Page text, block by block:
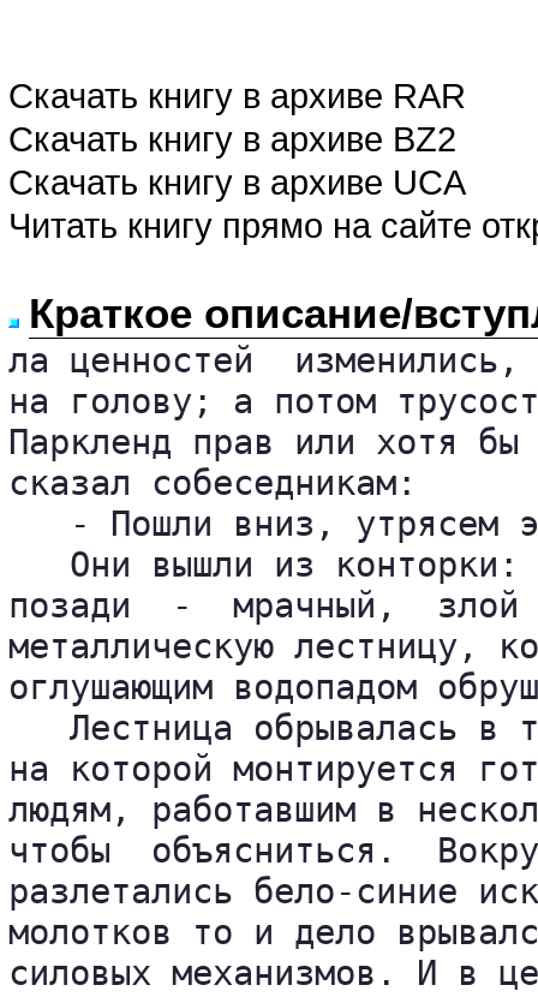
Скачать книгу в архиве RAR
Скачать книгу в архиве BZ2
Скачать книгу в архиве UCA
Читать книгу прямо на сайте
Краткое описание/
ла ценностей  изменились,
на голову; а потом
Паркленд прав или хотя
сказал собеседникам:
- Пошли вниз, утрясем
Они вышли из
позади  -  мрачный,
металлическую лестницу,
оглушающим водопадом
Лестница обрывалась в
на которой монтируется
людям, работавшим в
чтобы  объясниться.
разлетались бело-синие
молотков то и дело
силовых механизмов. И в